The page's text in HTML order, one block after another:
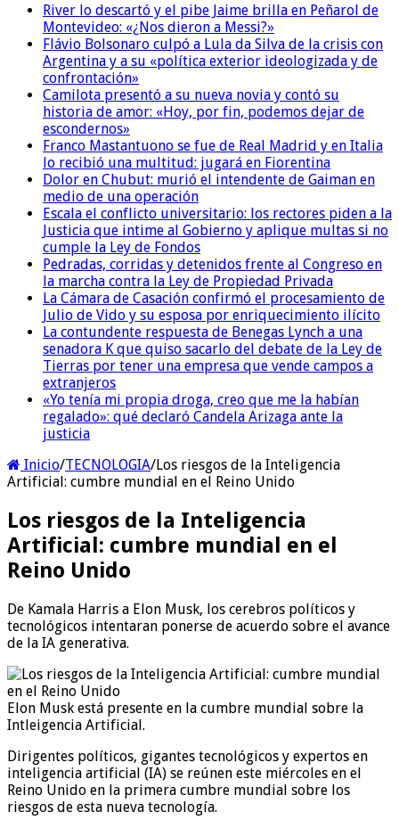
River lo descartó y el pibe Jaime brilla en Peñarol de
Montevideo: «¿Nos dieron a Messi?»
Flávio Bolsonaro culpó a Lula da Silva de la crisis con
Argentina y a su «política exterior ideologizada y de
confrontación»
Camilota presentó a su nueva novia y contó su
historia de amor: «Hoy, por fin, podemos dejar de
escondernos»
Franco Mastantuono se fue de Real Madrid y en Italia
lo recibió una multitud: jugará en Fiorentina
Dolor en Chubut: murió el intendente de Gaiman en
medio de una operación
Escala el conflicto universitario: los rectores piden a la
Justicia que intime al Gobierno y aplique multas si no
cumple la Ley de Fondos
Pedradas, corridas y detenidos frente al Congreso en
la marcha contra la Ley de Propiedad Privada
La Cámara de Casación confirmó el procesamiento de
Julio de Vido y su esposa por enriquecimiento ilícito
La contundente respuesta de Benegas Lynch a una
senadora K que quiso sacarlo del debate de la Ley de
Tierras por tener una empresa que vende campos a
extranjeros
«Yo tenía mi propia droga, creo que me la habían
regalado»: qué declaró Candela Arizaga ante la
justicia
Inicio/TECNOLOGIA/Los riesgos de la Inteligencia
Artificial: cumbre mundial en el Reino Unido
Los riesgos de la Inteligencia
Artificial: cumbre mundial en el
Reino Unido
De Kamala Harris a Elon Musk, los cerebros políticos y
tecnológicos intentaran ponerse de acuerdo sobre el avance
de la IA generativa.
Elon Musk está presente en la cumbre mundial sobre la
Intleigencia Artificial.
Dirigentes políticos, gigantes tecnológicos y expertos en
inteligencia artificial (IA) se reúnen este miércoles en el
Reino Unido en la primera cumbre mundial sobre los
riesgos de esta nueva tecnología.